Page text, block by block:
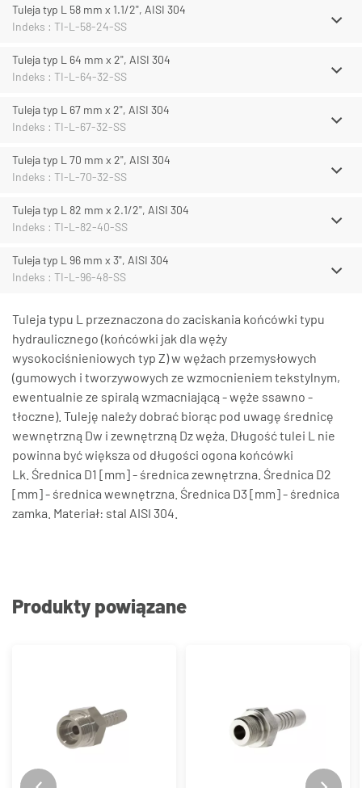
Tuleja typ L 58 mm x 1.1/2", AISI 304
Indeks : TI-L-58-24-SS
Tuleja typ L 64 mm x 2", AISI 304
Indeks : TI-L-64-32-SS
Tuleja typ L 67 mm x 2", AISI 304
Indeks : TI-L-67-32-SS
Tuleja typ L 70 mm x 2", AISI 304
Indeks : TI-L-70-32-SS
Tuleja typ L 82 mm x 2.1/2", AISI 304
Indeks : TI-L-82-40-SS
Tuleja typ L 96 mm x 3", AISI 304
Indeks : TI-L-96-48-SS
Tuleja typu L przeznaczona do zaciskania końcówki typu
hydraulicznego (końcówki jak dla węży
wysokociśnieniowych typ Z) w wężach przemysłowych
(gumowych i tworzywowych ze wzmocnieniem tekstylnym,
ewentualnie ze spiralą wzmacniającą - węże ssawno -
tłoczne). Tuleję należy dobrać biorąc pod uwagę średnicę
wewnętrzną Dw i zewnętrzną Dz węża. Długość tulei L nie
powinna być większa od długości ogona końcówki
Lk. Średnica D1 [mm] - średnica zewnętrzna. Średnica D2
[mm] - średnica wewnętrzna. Średnica D3 [mm] - średnica
zamka. Materiał: stal AISI 304.
Produkty powiązane